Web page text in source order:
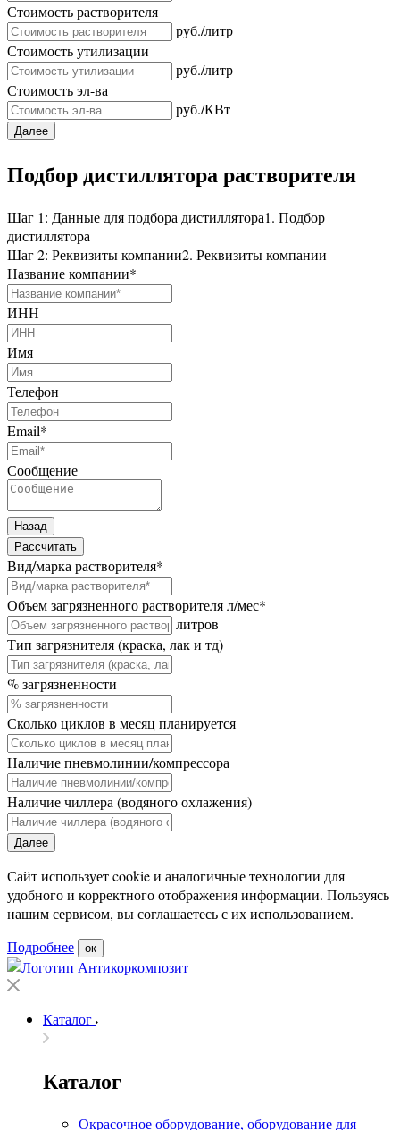
Стоимость растворителя
руб./литр
Стоимость утилизации
руб./литр
Стоимость эл-ва
руб./КВт
Далее
Подбор дистиллятора растворителя
Шаг 1: Данные для подбора дистиллятора1. Подбор
дистиллятора
Шаг 2: Реквизиты компании2. Реквизиты компании
Название компании*
ИНН
Имя
Телефон
Email*
Сообщение
Назад
Рассчитать
Вид/марка растворителя*
Объем загрязненного растворителя л/мес*
литров
Тип загрязнителя (краска, лак и тд)
% загрязненности
Сколько циклов в месяц планируется
Наличие пневмолинии/компрессора
Наличие чиллера (водяного охлажения)
Далее
Сайт использует cookie и аналогичные технологии для
удобного и корректного отображения информации. Пользуясь
нашим сервисом, вы соглашаетесь с их использованием.
Подробнее
ок
Каталог
Каталог
Окрасочное оборудование, оборудование для